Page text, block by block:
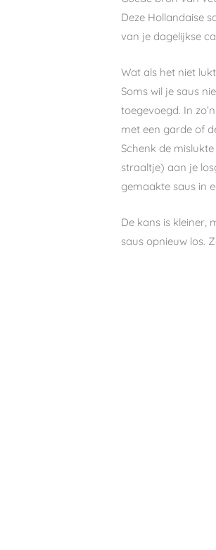
Deze Hollandaise
van je dagelijkse
Wat als het niet
Soms wil je saus
toegevoegd. In
met een garde of
Schenk de
straaltje) aan je
gemaakte saus in
De kans is kleiner,
saus opnieuw los.